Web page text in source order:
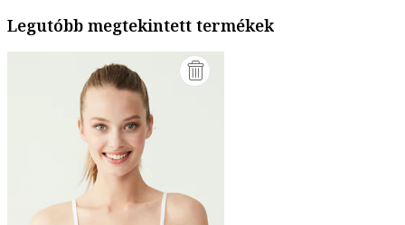
Legutóbb megtekintett termékek